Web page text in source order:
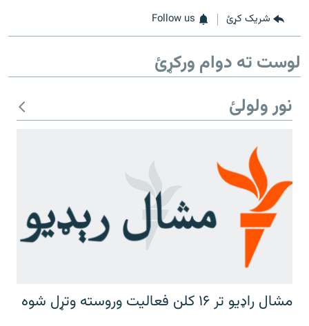
شریک کړئ Follow us
لوست ته دوام ورکړئ
نور ولولئ
مشال راډیو تر ۱۶ کلن فعالیت وروسته وتړل شوه